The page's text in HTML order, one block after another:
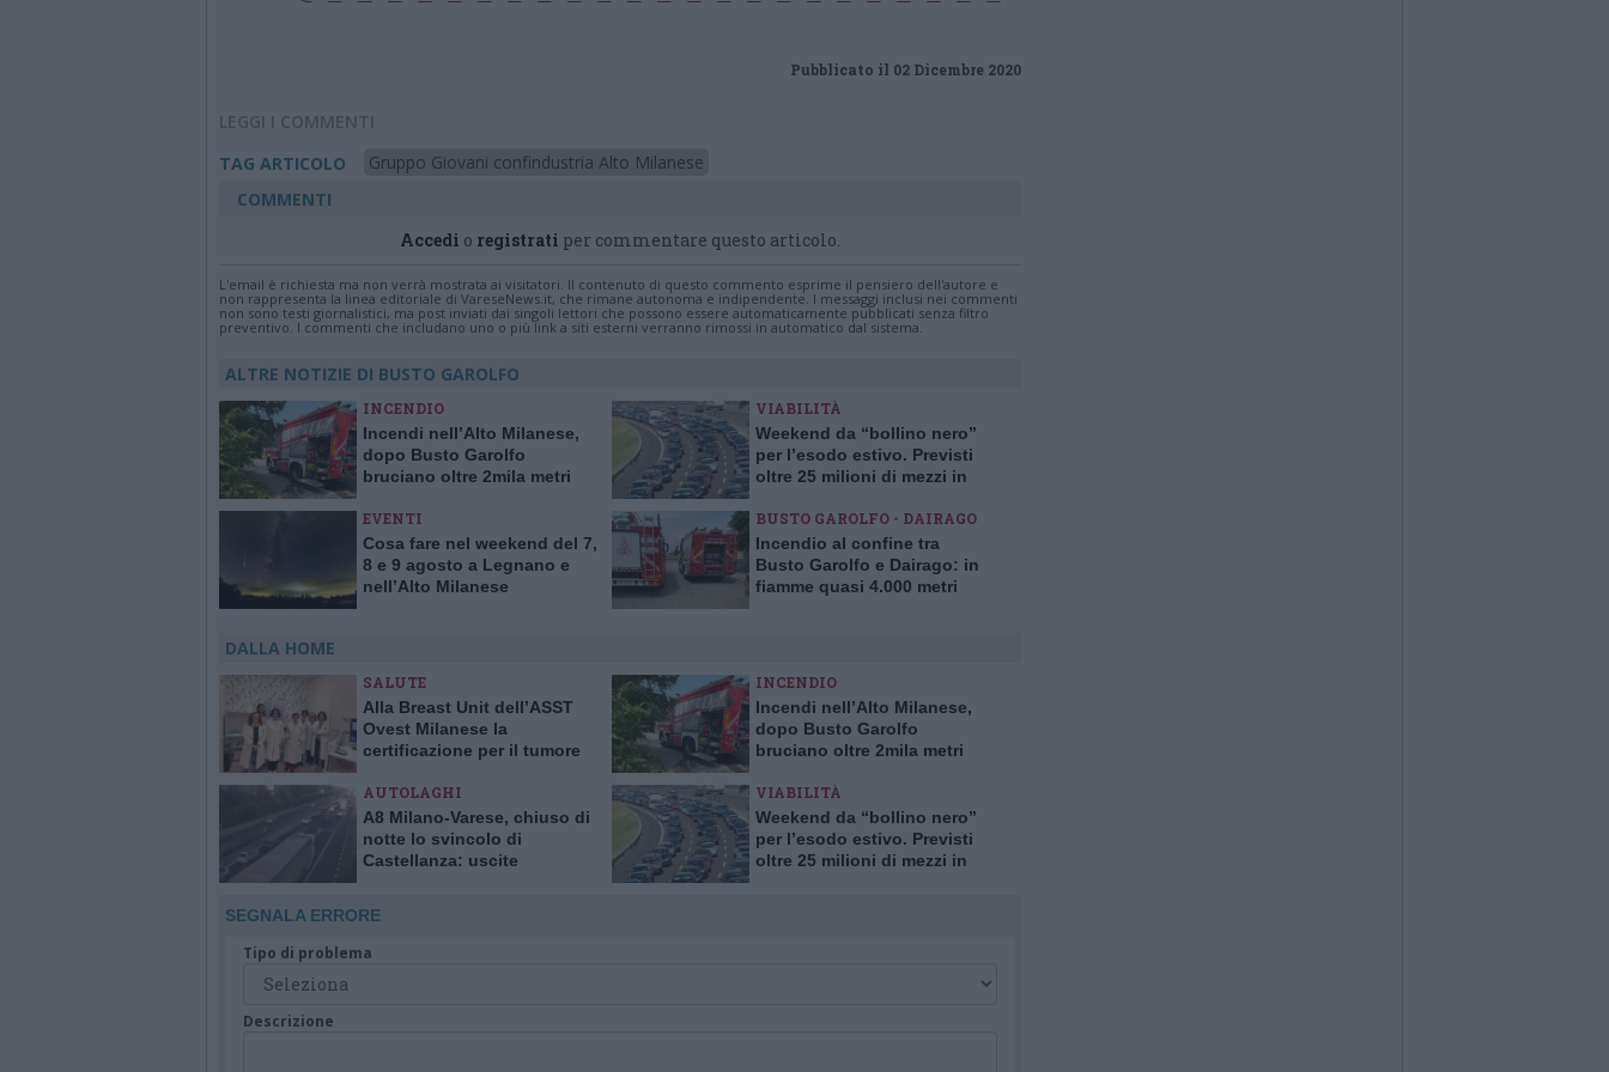
Pubblicato il 02 Dicembre 2020
LEGGI I COMMENTI
TAG ARTICOLO
Gruppo Giovani confindustria Alto Milanese
COMMENTI
Accedi o registrati per commentare questo articolo.
L'email è richiesta ma non verrà mostrata ai visitatori. Il contenuto di questo commento esprime il pensiero dell'autore e
non rappresenta la linea editoriale di VareseNews.it, che rimane autonoma e indipendente. I messaggi inclusi nei commenti
non sono testi giornalistici, ma post inviati dai singoli lettori che possono essere automaticamente pubblicati senza filtro
preventivo. I commenti che includano uno o più link a siti esterni verranno rimossi in automatico dal sistema.
ALTRE NOTIZIE DI BUSTO GAROLFO
INCENDIO
Incendi nell’Alto Milanese,
dopo Busto Garolfo
bruciano oltre 2mila metri
VIABILITÀ
Weekend da “bollino nero”
per l’esodo estivo. Previsti
oltre 25 milioni di mezzi in
EVENTI
Cosa fare nel weekend del 7,
8 e 9 agosto a Legnano e
nell’Alto Milanese
BUSTO GAROLFO - DAIRAGO
Incendio al confine tra
Busto Garolfo e Dairago: in
fiamme quasi 4.000 metri
DALLA HOME
SALUTE
Alla Breast Unit dell’ASST
Ovest Milanese la
certificazione per il tumore
Italia
INCENDIO
Incendi nell’Alto Milanese,
dopo Busto Garolfo
bruciano oltre 2mila metri
AUTOLAGHI
A8 Milano-Varese, chiuso di
notte lo svincolo di
Castellanza: uscite
VIABILITÀ
Weekend da “bollino nero”
per l’esodo estivo. Previsti
oltre 25 milioni di mezzi in
SEGNALA ERRORE
Tipo di problema
Descrizione